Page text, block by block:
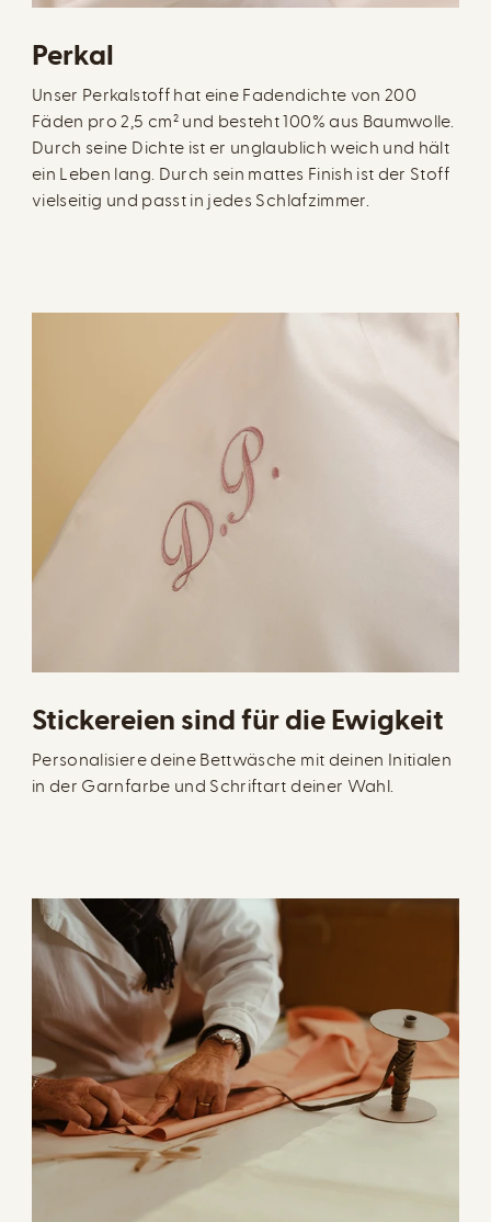
Perkal
Unser Perkalstoff hat eine Fadendichte von 200
Fäden pro 2,5 cm² und besteht 100% aus Baumwolle.
Durch seine Dichte ist er unglaublich weich und hält
ein Leben lang. Durch sein mattes Finish ist der Stoff
vielseitig und passt in jedes Schlafzimmer.
Stickereien sind für die Ewigkeit
Personalisiere deine Bettwäsche mit deinen Initialen
in der Garnfarbe und Schriftart deiner Wahl.